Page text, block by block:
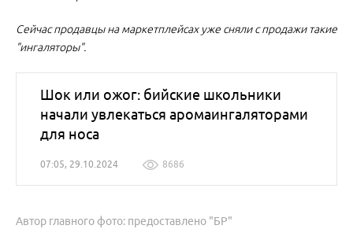
Сейчас продавцы на маркетплейсах уже сняли с продажи такие
"ингаляторы".
Шок или ожог: бийские школьники
начали увлекаться аромаингаляторами
для носа
07:05, 29.10.2024 8686
Автор главного фото: предоставлено "БР"